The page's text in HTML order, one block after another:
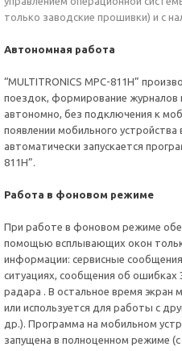
только заводские прошивки) и с
Автономная работа
“MULTITRONICS MPC-811H”
поездок, формирование журналов
автономно, без подключения к
появлении мобильного
автоматически запускается
811H”.
Работа в фоновом режиме
При работе в фоновом режиме
помощью всплывающих окон
информации: сервисные
ситуациях, сообщения об
радара . В остальное время экран
или используется для работы с
др.). Программа на мобильном
запущена в полноценном режиме